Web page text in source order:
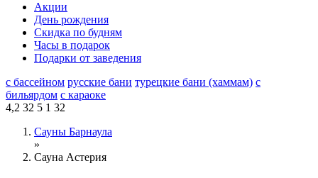
Акции
День рождения
Скидка по будням
Часы в подарок
Подарки от заведения
с бассейном русские бани турецкие бани (хаммам) с
бильярдом с караоке
4,2 32 5 1 32
Сауны Барнаула
»
Сауна Астерия